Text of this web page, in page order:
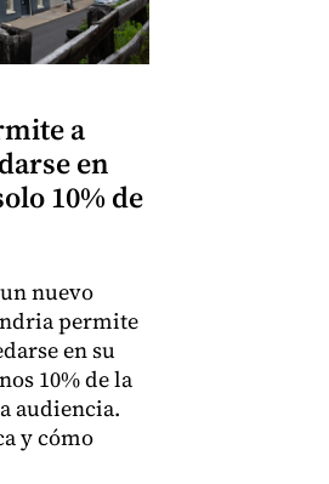
a
en
10% de
nuevo
permite
en su
10% de la
audiencia.
y cómo